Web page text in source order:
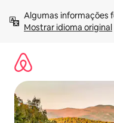
para
Mostrar idioma original